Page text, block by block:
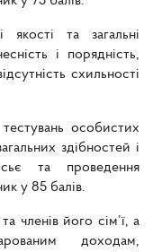
якості та загальні
і порядність,
схильності
особистих
здібностей і
та проведення
у 85 балів.
членів його сім’ї, а
доходам,